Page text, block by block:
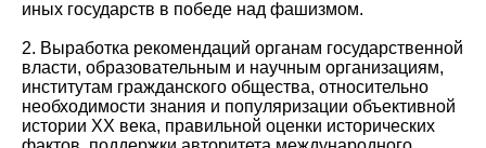
иных государств в победе над фашизмом.
2. Выработка рекомендаций органам государственной
власти, образовательным и научным организациям,
институтам гражданского общества, относительно
необходимости знания и популяризации объективной
истории XX века, правильной оценки исторических